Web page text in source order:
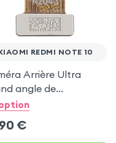
REDMI NOTE 10
Arrière Ultra
angle de
8MP pour
€